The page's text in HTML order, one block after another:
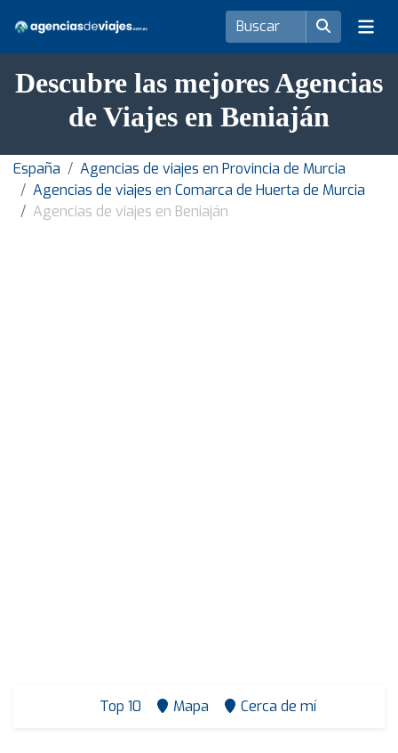
Descubre las mejores Agencias
de Viajes en Beniaján
España
Agencias de viajes en Provincia de Murcia
Agencias de viajes en Comarca de Huerta de Murcia
Agencias de viajes en Beniaján
Top 10 Mapa Cerca de mí